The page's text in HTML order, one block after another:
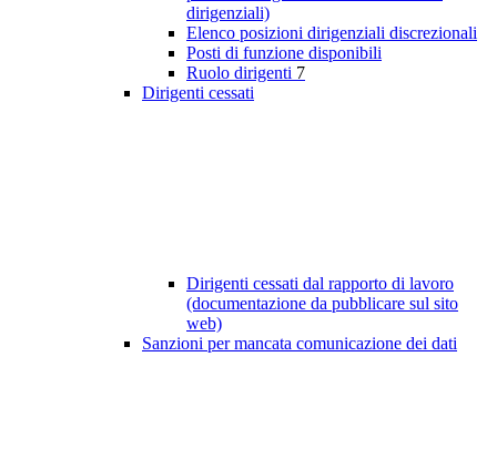
dirigenziali)
Elenco posizioni dirigenziali discrezionali
Posti di funzione disponibili
Ruolo dirigenti 7
Dirigenti cessati
Dirigenti cessati dal rapporto di lavoro
(documentazione da pubblicare sul sito
web)
Sanzioni per mancata comunicazione dei dati